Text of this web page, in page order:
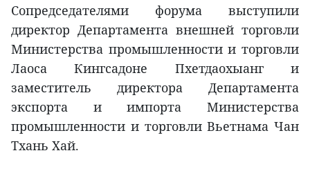
Сопредседателями форума выступили
директор Департамента внешней торговли
Министерства промышленности и торговли
Лаоса Кингсадоне Пхетдаохыанг и
заместитель директора Департамента
экспорта и импорта Министерства
промышленности и торговли Вьетнама Чан
Тхань Хай.